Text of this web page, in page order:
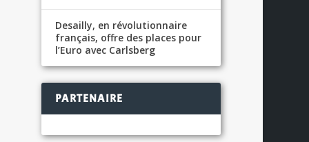
Desailly, en révolutionnaire
français, offre des places pour
l’Euro avec Carlsberg
PARTENAIRE